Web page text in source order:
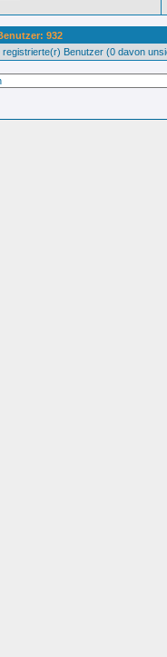
932
registrierte(r) Benutzer (0 davon